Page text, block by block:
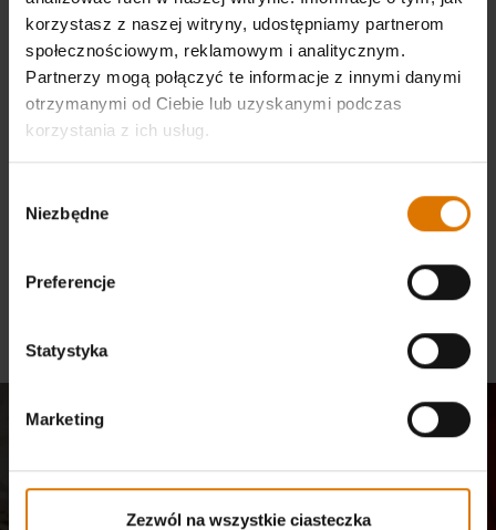
korzystasz z naszej witryny, udostępniamy partnerom
społecznościowym, reklamowym i analitycznym.
Partnerzy mogą połączyć te informacje z innymi danymi
otrzymanymi od Ciebie lub uzyskanymi podczas
korzystania z ich usług.
zgody
Niezbędne
Preferencje
Statystyka
Marketing
Zezwól na wszystkie ciasteczka
zaoszczędź 10% w ramach tego samego zakupu – nie dotyczy
pokrowce. Rabat zostanie uwzględniony w koszyku podczas
finalizacji zamówienia.
Bezpieczeństwo produktu
Przy zamówieniach poniżej 220,00 zł pobierana jest opłata w wysokości
Dostawa mniejszych przesyłek realizowana jest w przeciągu 6-9 dni
roboczych. Grille powyżej 31,5 kg są dostarczane w przeciągu 1-2 tygodni.
społeczności
Wysyłane pocztą elektroniczną aktualności od mistrzów